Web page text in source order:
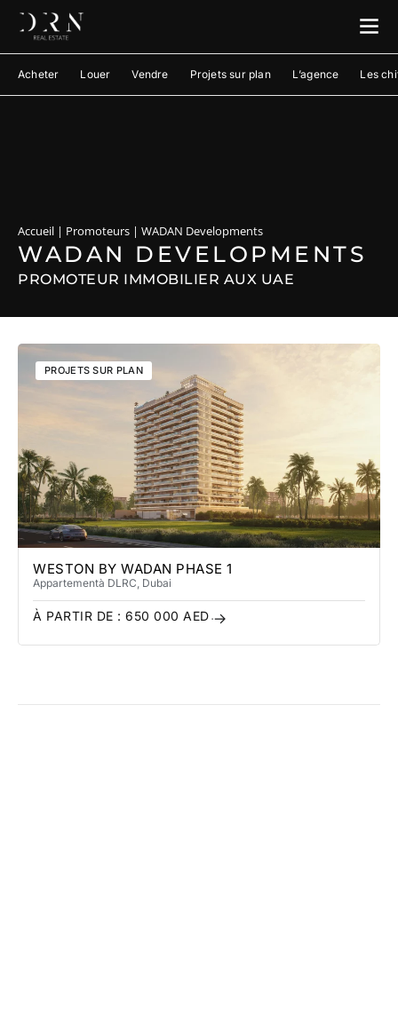
Acheter Louer Vendre Projets sur plan L’agence Les
Accueil | Promoteurs | WADAN Developments
WADAN DEVELOPMENTS
PROMOTEUR IMMOBILIER AUX UAE
PROJETS SUR PLAN
WESTON BY WADAN PHASE 1
Appartementà DLRC , Dubai
À PARTIR DE : 650 000 AED